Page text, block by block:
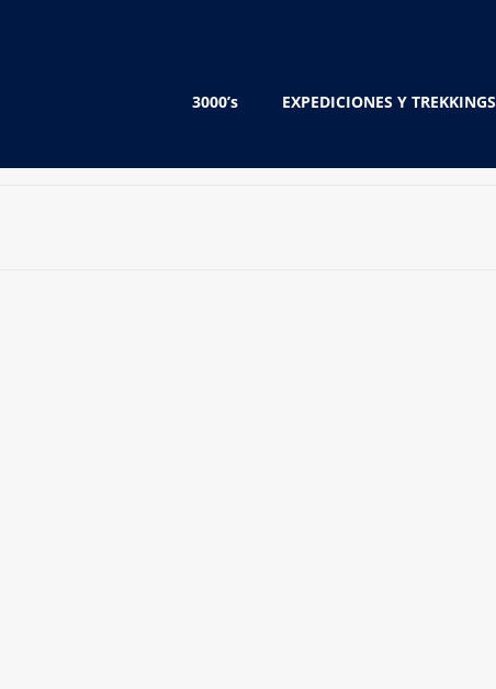
3000’s EXPEDICIONES Y TREKKINGS